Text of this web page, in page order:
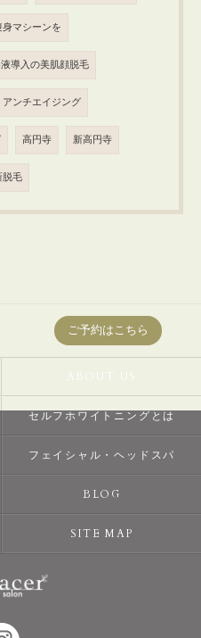
身マシーンを
導入の美肌顔脱毛
アンチエイジング
高円寺 新高円寺
脱毛
ご予約はこちら
ABOUT US
セルフホワイトニングとは
フェイシャル・ヘッドスパ
BLOG
SITE MAP